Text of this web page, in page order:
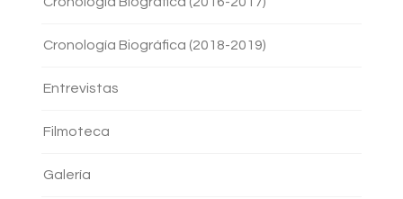
Cronología Biográfica (2018-2019)
Entrevistas
Filmoteca
Galería